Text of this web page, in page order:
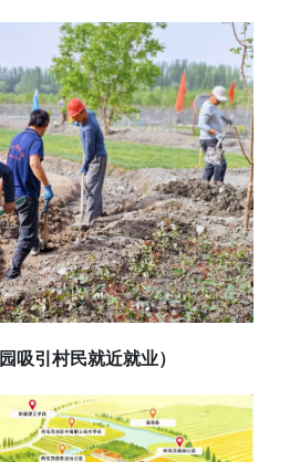
吸引村民就近就业）